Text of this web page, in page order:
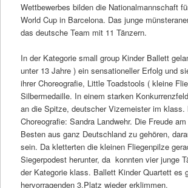
Wettbewerbes bilden die Nationalmannschaft
World Cup in Barcelona. Das junge
das deutsche Team mit 11 Tänzern.
In der Kategorie small group Kinder Ballett
unter 13 Jahre ) ein sensationeller Erfolg und
ihrer Choreografie, Little Toadstools ( kleine
Silbermedaille. In einem starken
an die Spitze, deutscher Vizemeister im klass.
Choreografie: Sandra Landwehr. Die Freude
Besten aus ganz Deutschland zu gehören,
sein. Da kletterten die kleinen Fliegenpilze
Siegerpodest herunter, da konnten vier junge
der Kategorie klass. Ballett Kinder Quartett es
hervorragenden 3.Platz wieder erklimmen.